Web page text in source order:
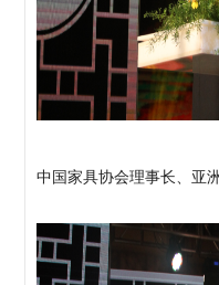
中国家具协会理事长、亚